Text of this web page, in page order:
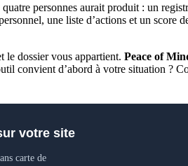
personnes aurait produit : un
une liste d’actions et un
le dossier vous appartient. Peace of
convient d’abord à votre situation ?
votre site
carte de